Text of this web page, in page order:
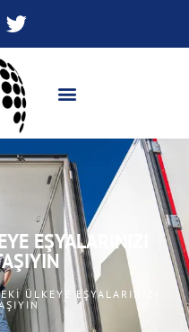
EŞYALARINIZI
ÜLKEYE EŞYALARINIZI